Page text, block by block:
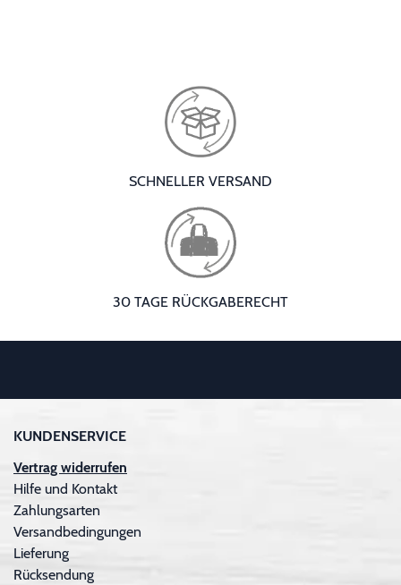
SCHNELLER VERSAND
30 TAGE RÜCKGABERECHT
KUNDENSERVICE
Vertrag widerrufen
Hilfe und Kontakt
Zahlungsarten
Versandbedingungen
Lieferung
Rücksendung